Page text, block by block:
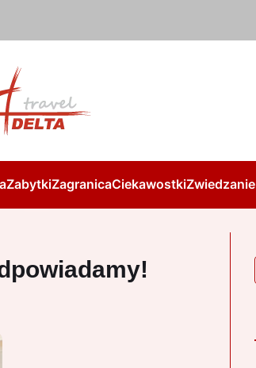
ZabytkiZagranicaCiekawostkiZwiedzanie